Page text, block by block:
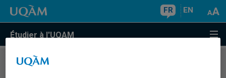
FR EN
Étudier à l'UQAM
COURS//